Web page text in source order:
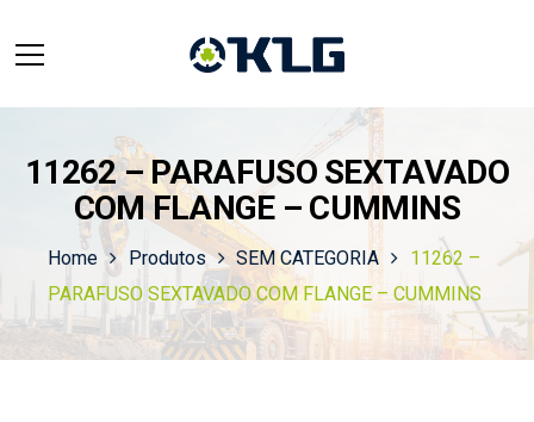
11262 – PARAFUSO SEXTAVADO
COM FLANGE – CUMMINS
Home Produtos SEM CATEGORIA
11262 –
PARAFUSO SEXTAVADO COM FLANGE – CUMMINS